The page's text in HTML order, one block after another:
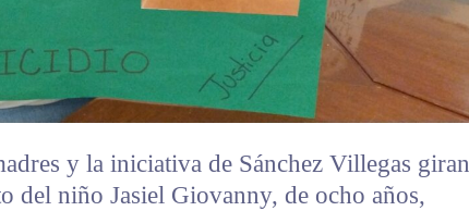
y la iniciativa de Sánchez Villegas giran
del niño Jasiel Giovanny, de ocho años,